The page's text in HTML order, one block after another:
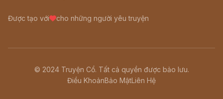
Được tạo với cho những người yêu truyện
© 2024 Truyện Cổ. Tất cả quyền được bảo lưu.
Điều KhoảnBảo MậtLiên Hệ